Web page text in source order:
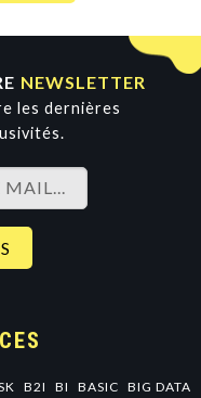
NEWSLETTER
les dernières
B2I BI BASIC BIG DATA